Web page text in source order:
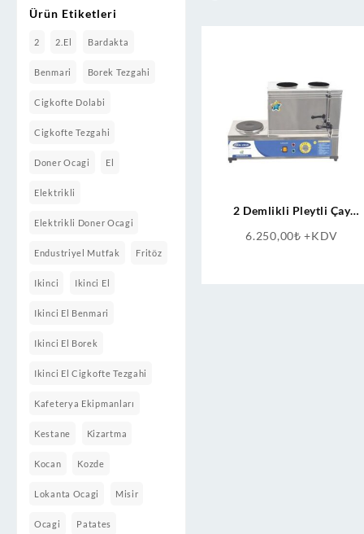
Ürün Etiketleri
2 2.el Bardakta
Benmari Borek Tezgahi
Cigkofte Dolabi
Cigkofte Tezgahi
Doner Ocagi El
Elektrikli
Elektrikli Doner Ocagi
Endustriyel Mutfak Fritöz
Ikinci Ikinci El
Ikinci El Benmari
Ikinci El Borek
Ikinci El Cigkofte Tezgahi
Kafeterya Ekipmanları
Kestane Kizartma
Kocan Kozde
Lokanta Ocagi Misir
Ocagi Patates
2 Demlikli Pleytli Çay
6.250,00₺ +KDV